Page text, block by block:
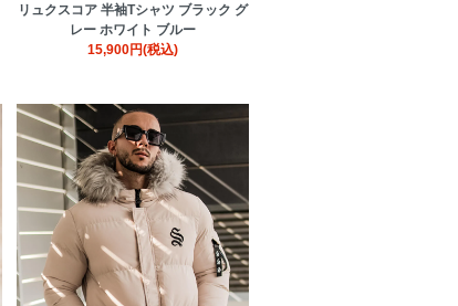
リュクスコア 半袖Tシャツ ブラック グ
レー ホワイト ブルー
15,900円(税込)